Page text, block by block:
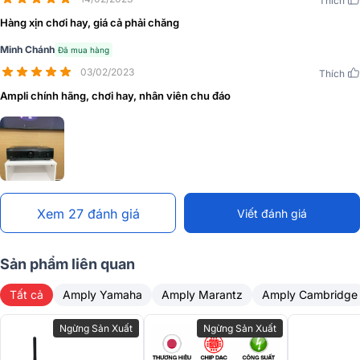
Ampli Denon PMA-600NE sử dụng cấu hình mạch khuếch đại cao,
dẫn tính hiệu ngắn chứ không thực hiện khuếch đại với bộ tiền
khuếch đại. Thực hiện khuếch đại với bộ khuếch cao hơn một cấp
Hàng xịn chơi hay, giá cả phải chăng
Minh Chánh Đã mua hàng
03/02/2023 Thích
Ampli chính hãng, chơi hay, nhân viên chu đáo
Xem 27 đánh giá Viết đánh giá
Sản phẩm liên quan
Tất cả Amply Yamaha Amply Marantz Amply Cambridge
Ngừng Sản Xuất Ngừng Sản Xuất